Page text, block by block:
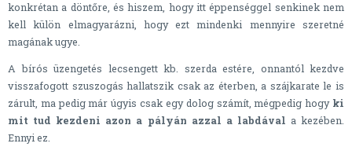
konkrétan a döntőre, és hiszem, hogy itt éppenséggel senkinek nem
kell külön elmagyarázni, hogy ezt mindenki mennyire szeretné
magának ugye.
A bírós üzengetés lecsengett kb. szerda estére, onnantól kezdve
visszafogott szuszogás hallatszik csak az éterben, a szájkarate le is
zárult, ma pedig már úgyis csak egy dolog számít, mégpedig hogyki
mit tud kezdeni azon a pályán azzal a labdával a kezében.
Ennyi ez.